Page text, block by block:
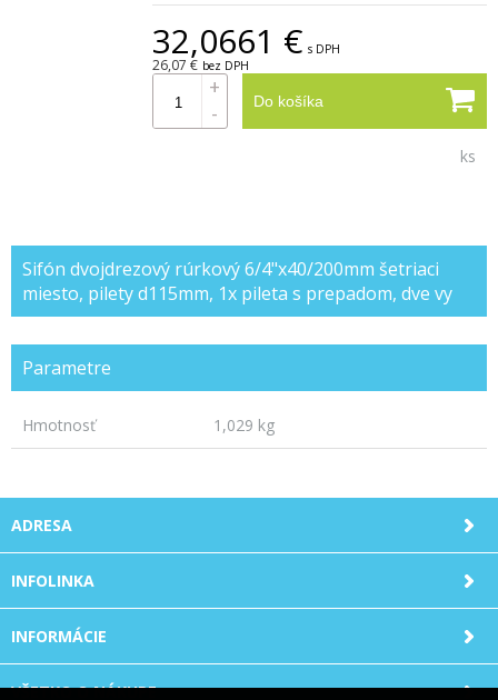
32,0661 € s DPH
26,07 € bez DPH
Do košíka
+
-
ks
Sifón dvojdrezový rúrkový 6/4"x40/200mm šetriaci
miesto, pilety d115mm, 1x pileta s prepadom, dve vy
Parametre
Hmotnosť 1,029 kg
ADRESA
INFOLINKA
INFORMÁCIE
VŠETKO O NÁKUPE